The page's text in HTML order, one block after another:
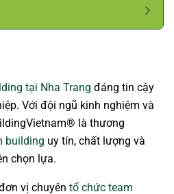
tại Nha Trang đáng tin cậy
Với đội ngũ kinh nghiệm và
là thương
building uy tín, chất lượng và
chọn lựa.
vị chuyên tổ chức team